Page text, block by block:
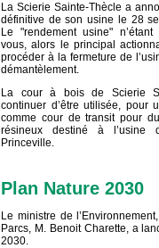
La Scierie Sainte-Thècle a
définitive de son usine le 28
Le "rendement usine"
vous, alors le principal
procéder à la fermeture de
démantèlement.
La cour à bois de Scierie
continuer d’être utilisée, pour
comme cour de transit pour
résineux destiné à
Princeville.
Plan Nature 2030
Le ministre de
Parcs, M. Benoit Charette, a
2030.